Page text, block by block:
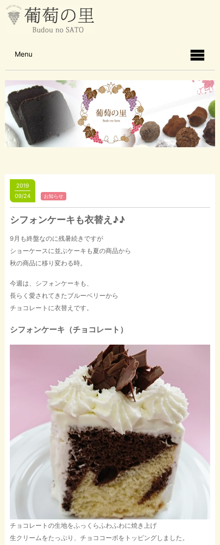
Menu
2019
09/24
お知らせ
シフォンケーキも衣替え♪♪
9月も終盤なのに残暑続きですが
ショーケースに並ぶケーキも夏の商品から
秋の商品に移り変わる時。
今週は、シフォンケーキも、
長らく愛されてきたブルーベリーから
チョコレートに衣替えです。
シフォンケーキ（チョコレート）
チョコレートの生地をふっくらふわふわに焼き上げ
生クリームをたっぷり、チョココーボをトッピングしました。